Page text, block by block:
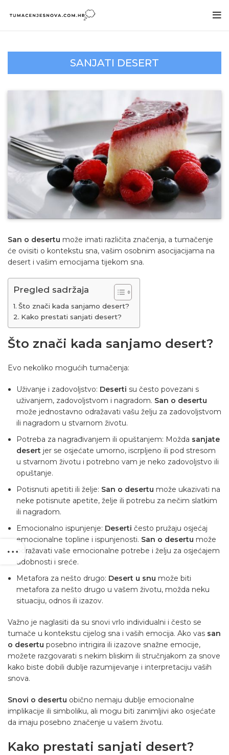
SANJATI DESERT
San o desertu može imati različita značenja, a tumačenje
će ovisiti o kontekstu sna, vašim osobnim asocijacijama na
desert i vašim emocijama tijekom sna.
Pregled sadržaja
Što znači kada sanjamo desert?
Kako prestati sanjati desert?
Što znači kada sanjamo desert?
Evo nekoliko mogućih tumačenja:
Uživanje i zadovoljstvo: Deserti su često povezani s
uživanjem, zadovoljstvom i nagradom. San o desertu
može jednostavno odražavati vašu želju za zadovoljstvom
ili nagradom u stvarnom životu.
Potreba za nagrađivanjem ili opuštanjem: Možda sanjate
desert jer se osjećate umorno, iscrpljeno ili pod stresom
u stvarnom životu i potrebno vam je neko zadovoljstvo ili
opuštanje.
Potisnuti apetiti ili želje: San o desertu može ukazivati ​​na
neke potisnute apetite, želje ili potrebu za nečim slatkim
ili nagradom.
Emocionalno ispunjenje: Deserti često pružaju osjećaj
emocionalne topline i ispunjenosti. San o desertu može
odražavati vaše emocionalne potrebe i želju za osjećajem
udobnosti i sreće.
Metafora za nešto drugo: Desert u snu može biti
metafora za nešto drugo u vašem životu, možda neku
situaciju, odnos ili izazov.
Važno je naglasiti da su snovi vrlo individualni i često se
tumače u kontekstu cijelog sna i vaših emocija. Ako vas san
o desertu posebno intrigira ili izazove snažne emocije,
možete razgovarati s nekim bliskim ili stručnjakom za snove
kako biste dobili dublje razumijevanje i interpretaciju vaših
snova.
Snovi o desertu obično nemaju dublje emocionalne
implikacije ili simboliku, ali mogu biti zanimljivi ako osjećate
da imaju posebno značenje u vašem životu.
Kako prestati sanjati desert?